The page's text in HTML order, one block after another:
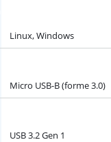
Linux, Windows
Micro USB-B (forme 3.0)
USB 3.2 Gen 1